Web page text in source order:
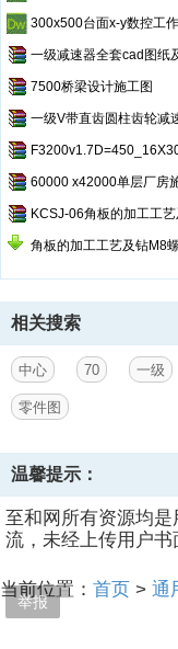
举报
300x500台面x-y数控工
一级减速器全套cad图纸
7500桥梁设计施工图
一级V带直齿圆柱齿轮减
60000 x42000单层厂房
KCSJ-06角板的加工工
角板的加工工艺及钻M8
相关搜索
中心 70 一级
零件图
温馨提示：
至和网所有资源均
流，未经上传用户书
当前位置： 首页 > 通